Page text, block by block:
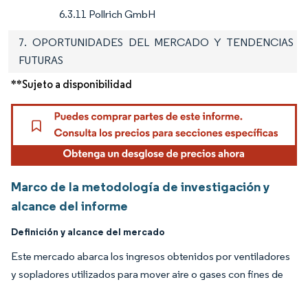
6.3.11 Pollrich GmbH
7. OPORTUNIDADES DEL MERCADO Y TENDENCIAS
FUTURAS
**Sujeto a disponibilidad
Marco de la metodología de investigación y
alcance del informe
Definición y alcance del mercado
Este mercado abarca los ingresos obtenidos por ventiladores
y sopladores utilizados para mover aire o gases con fines de